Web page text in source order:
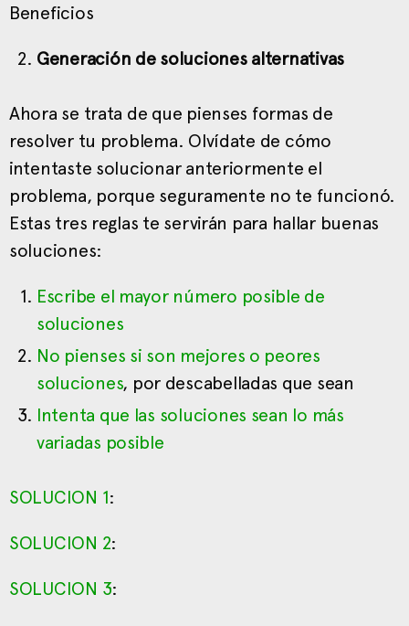
Beneficios
Generación de soluciones alternativas
Ahora se trata de que pienses formas de
resolver tu problema. Olvídate de cómo
intentaste solucionar anteriormente el
problema, porque seguramente no te funcionó.
Estas tres reglas te servirán para hallar buenas
soluciones:
Escribe el mayor número posible de
soluciones
No pienses si son mejores o peores
soluciones, por descabelladas que sean
Intenta que las soluciones sean lo más
variadas posible
SOLUCION 1:
SOLUCION 2:
SOLUCION 3: